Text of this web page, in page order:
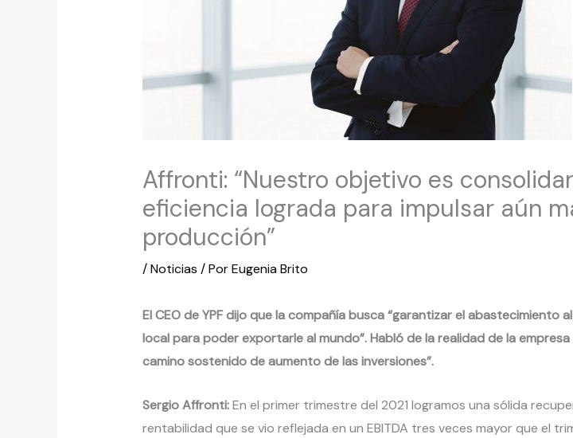
Affronti: “Nuestro objetivo es
eficiencia lograda para impulsar aún
producción”
/Noticias / PorEugenia Brito
El CEO de YPF dijo que la compañía busca “garantizar el abastecimiento
local para poder exportarle al mundo”. Habló de la realidad de la empresa
camino sostenido de aumento de las inversiones”.
Sergio Affronti:En el primer trimestre del 2021 logramos una sólida
rentabilidad que se vio reflejada en un EBITDA tres veces mayor que el